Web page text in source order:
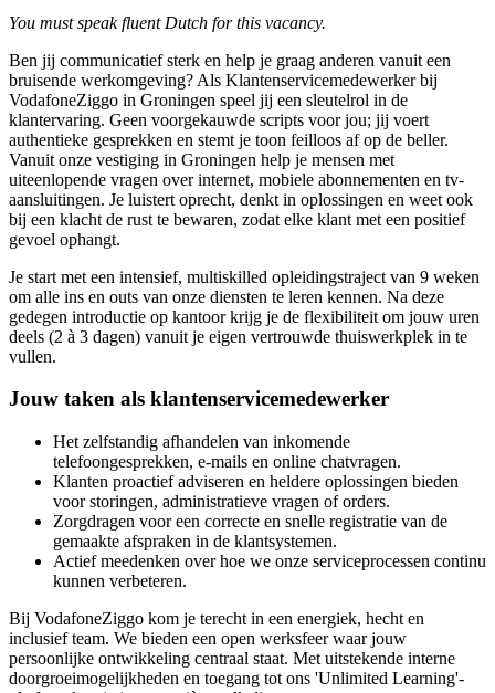
You must speak fluent Dutch for this vacancy.
Ben jij communicatief sterk en help je graag anderen vanuit een
bruisende werkomgeving? Als Klantenservicemedewerker bij
VodafoneZiggo in Groningen speel jij een sleutelrol in de
klantervaring. Geen voorgekauwde scripts voor jou; jij voert
authentieke gesprekken en stemt je toon feilloos af op de beller.
Vanuit onze vestiging in Groningen help je mensen met
uiteenlopende vragen over internet, mobiele abonnementen en tv-
aansluitingen. Je luistert oprecht, denkt in oplossingen en weet ook
bij een klacht de rust te bewaren, zodat elke klant met een positief
gevoel ophangt.
Je start met een intensief, multiskilled opleidingstraject van 9 weken
om alle ins en outs van onze diensten te leren kennen. Na deze
gedegen introductie op kantoor krijg je de flexibiliteit om jouw uren
deels (2 à 3 dagen) vanuit je eigen vertrouwde thuiswerkplek in te
vullen.
Jouw taken als klantenservicemedewerker
Het zelfstandig afhandelen van inkomende
telefoongesprekken, e-mails en online chatvragen.
Klanten proactief adviseren en heldere oplossingen bieden
voor storingen, administratieve vragen of orders.
Zorgdragen voor een correcte en snelle registratie van de
gemaakte afspraken in de klantsystemen.
Actief meedenken over hoe we onze serviceprocessen continu
kunnen verbeteren.
Bij VodafoneZiggo kom je terecht in een energiek, hecht en
inclusief team. We bieden een open werksfeer waar jouw
persoonlijke ontwikkeling centraal staat. Met uitstekende interne
doorgroeimogelijkheden en toegang tot ons 'Unlimited Learning'-